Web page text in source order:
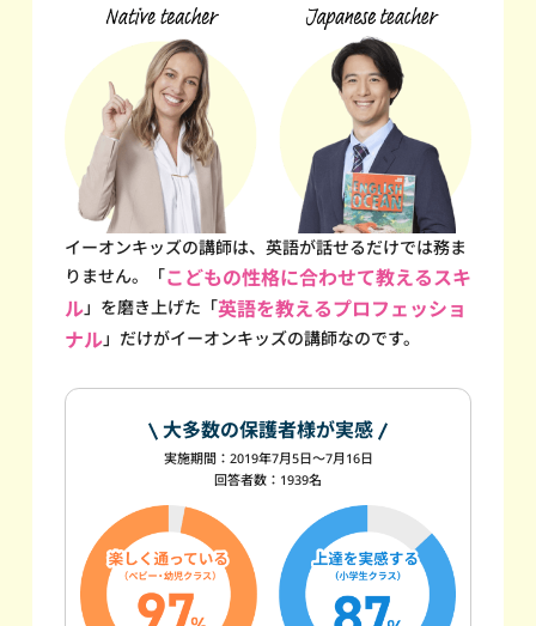
イーオンキッズの講師は、英語が話せるだけでは務ま
りません。
「こどもの性格に合わせて教えるスキ
ル」を磨き上げた 「英語を教えるプロフェッショ
ナル」だけがイーオンキッズの講師なのです。
大多数の保護者様が実感
実施期間：2019年7月5日～7月16日
回答者数：1939名